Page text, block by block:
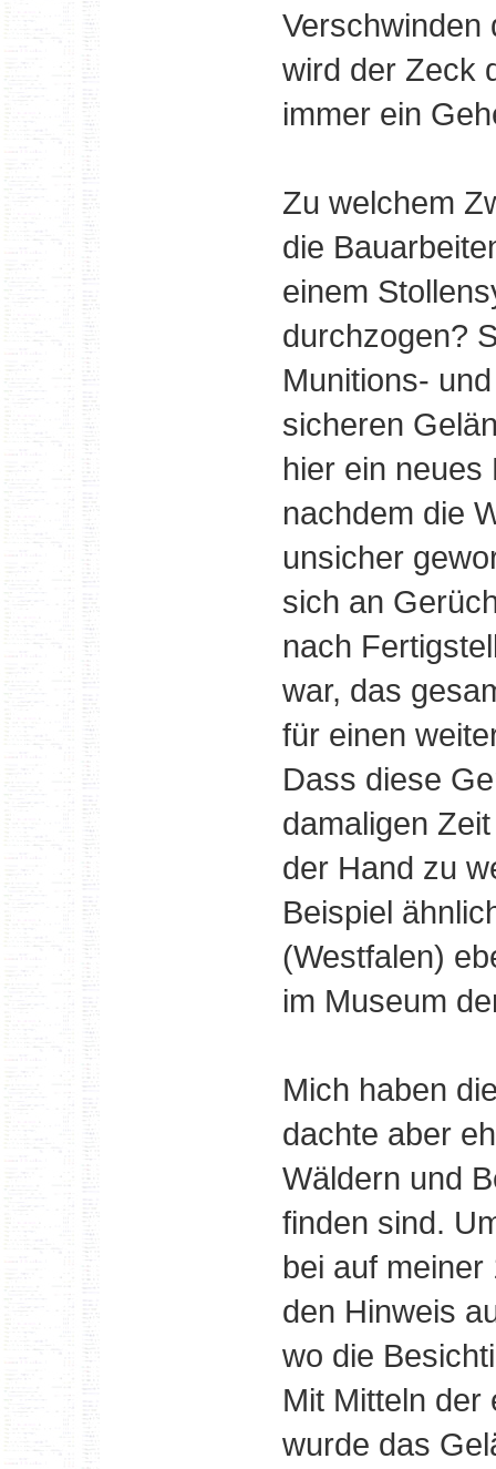
Verschwinden
wird der Zeck
immer ein
Zu welchem
die
einem
durchzogen?
Munitions-
sicheren
hier ein
nachdem die
unsicher
sich an
nach
war, das
für einen
Dass diese
damaligen
der Hand zu
Beispiel
(Westfalen)
im Museum
Mich haben
dachte aber
Wäldern und
finden sind.
bei auf
den Hinweis
wo die
Mit Mitteln der
wurde das